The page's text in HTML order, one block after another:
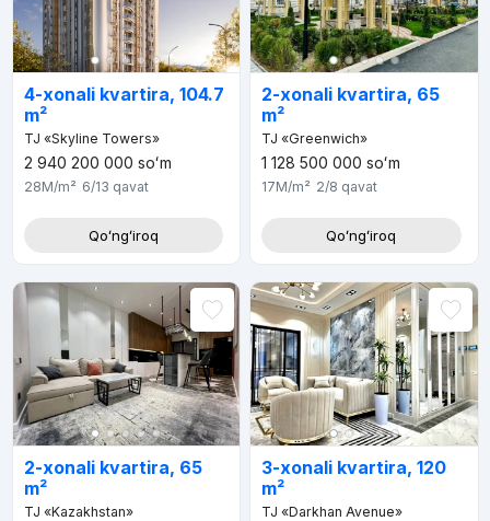
4-xonali kvartira, 104.7
m²
TJ «Skyline Towers»
2 940 200 000 soʻm
28M/m² 6/13 qavat
Qoʻngʻiroq
2-xonali kvartira, 65
m²
TJ «Greenwich»
1 128 500 000 soʻm
17M/m² 2/8 qavat
Qoʻngʻiroq
2-xonali kvartira, 65
m²
TJ «Kazakhstan»
3-xonali kvartira, 120
m²
TJ «Darkhan Avenue»